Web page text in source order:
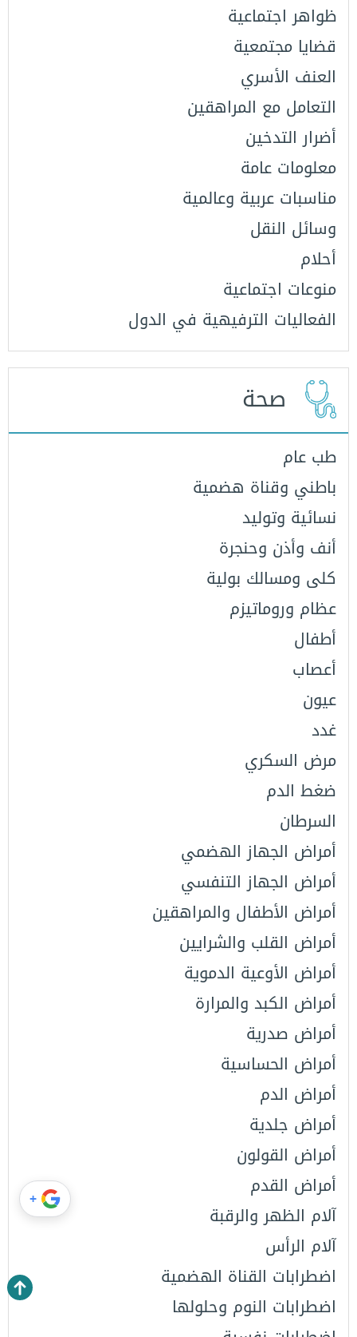
ظواهر اجتماعية
قضايا مجتمعية
العنف اﻷسري
التعامل مع المراهقين
أضرار التدخين
معلومات عامة
مناسبات عربية وعالمية
وسائل النقل
أحلام
منوعات اجتماعية
الفعاليات الترفيهية في الدول
صحة
طب عام
باطني وقناة هضمية
نسائية وتوليد
أنف وأذن وحنجرة
كلى ومسالك بولية
عظام وروماتيزم
أطفال
أعصاب
عيون
غدد
مرض السكري
ضغط الدم
السرطان
أمراض الجهاز الهضمي
أمراض الجهاز التنفسي
أمراض اﻷطفال والمراهقين
أمراض القلب والشرايين
أمراض الأوعية الدموية
أمراض الكبد والمرارة
أمراض صدرية
أمراض الحساسية
أمراض الدم
أمراض جلدية
أمراض القولون
أمراض القدم
آلام الظهر والرقبة
آلام الرأس
اضطرابات القناة الهضمية
اضطرابات النوم وحلولها
+